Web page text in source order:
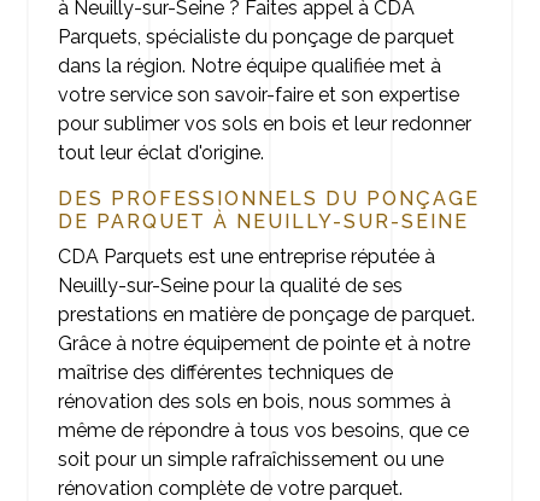
à Neuilly-sur-Seine ? Faites appel à CDA
Parquets, spécialiste du ponçage de parquet
dans la région. Notre équipe qualifiée met à
votre service son savoir-faire et son expertise
pour sublimer vos sols en bois et leur redonner
tout leur éclat d'origine.
DES PROFESSIONNELS DU PONÇAGE
DE PARQUET À NEUILLY-SUR-SEINE
CDA Parquets est une entreprise réputée à
Neuilly-sur-Seine pour la qualité de ses
prestations en matière de ponçage de parquet.
Grâce à notre équipement de pointe et à notre
maîtrise des différentes techniques de
rénovation des sols en bois, nous sommes à
même de répondre à tous vos besoins, que ce
soit pour un simple rafraîchissement ou une
rénovation complète de votre parquet.